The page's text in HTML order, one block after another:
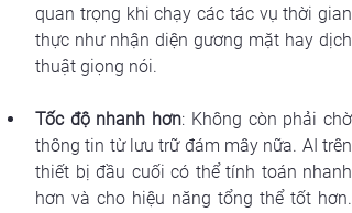
quan trọng khi chạy các tác vụ thời gian
thực như nhận diện gương mặt hay dịch
thuật giọng nói.
Tốc độ nhanh hơn: Không còn phải chờ
thông tin từ lưu trữ đám mây nữa. AI trên
thiết bị đầu cuối có thể tính toán nhanh
hơn và cho hiệu năng tổng thể tốt hơn.